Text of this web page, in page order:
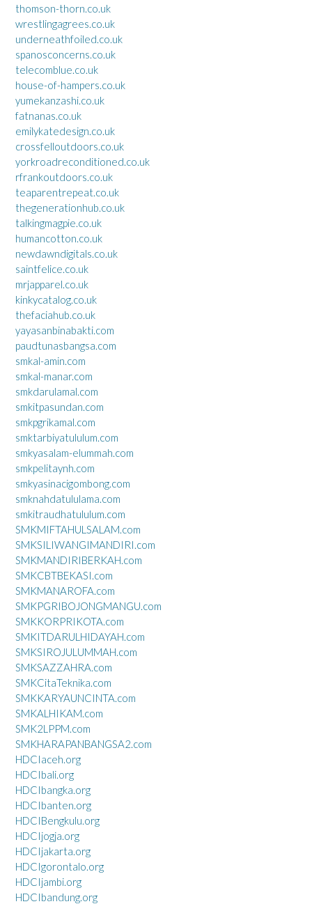
thomson-thorn.co.uk
wrestlingagrees.co.uk
underneathfoiled.co.uk
spanosconcerns.co.uk
telecomblue.co.uk
house-of-hampers.co.uk
yumekanzashi.co.uk
fatnanas.co.uk
emilykatedesign.co.uk
crossfelloutdoors.co.uk
yorkroadreconditioned.co.uk
rfrankoutdoors.co.uk
teaparentrepeat.co.uk
thegenerationhub.co.uk
talkingmagpie.co.uk
humancotton.co.uk
newdawndigitals.co.uk
saintfelice.co.uk
mrjapparel.co.uk
kinkycatalog.co.uk
thefaciahub.co.uk
yayasanbinabakti.com
paudtunasbangsa.com
smkal-amin.com
smkal-manar.com
smkdarulamal.com
smkitpasundan.com
smkpgrikamal.com
smktarbiyatululum.com
smkyasalam-elummah.com
smkpelitaynh.com
smkyasinacigombong.com
smknahdatululama.com
smkitraudhatululum.com
SMKMIFTAHULSALAM.com
SMKSILIWANGIMANDIRI.com
SMKMANDIRIBERKAH.com
SMKCBTBEKASI.com
SMKMANAROFA.com
SMKPGRIBOJONGMANGU.com
SMKKORPRIKOTA.com
SMKITDARULHIDAYAH.com
SMKSIROJULUMMAH.com
SMKSAZZAHRA.com
SMKCitaTeknika.com
SMKKARYAUNCINTA.com
SMKALHIKAM.com
SMK2LPPM.com
SMKHARAPANBANGSA2.com
HDCIaceh.org
HDCIbali.org
HDCIbangka.org
HDCIbanten.org
HDCIBengkulu.org
HDCIjogja.org
HDCIjakarta.org
HDCIgorontalo.org
HDCIjambi.org
HDCIbandung.org